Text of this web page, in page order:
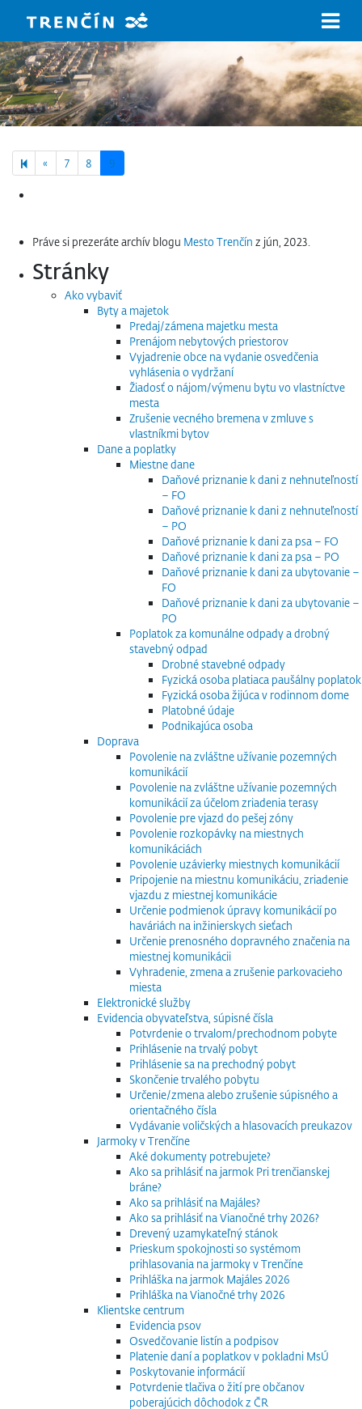
« Previous page
7 8 9
Práve si prezeráte archív blogu Mesto Trenčín z jún, 2023.
Stránky
Ako vybaviť
Byty a majetok
Predaj/zámena majetku mesta
Prenájom nebytových priestorov
Vyjadrenie obce na vydanie osvedčenia
vyhlásenia o vydržaní
Žiadosť o nájom/výmenu bytu vo vlastníctve
mesta
Zrušenie vecného bremena v zmluve s
vlastníkmi bytov
Dane a poplatky
Miestne dane
Daňové priznanie k dani z nehnuteľností
– FO
Daňové priznanie k dani z nehnuteľností
– PO
Daňové priznanie k dani za psa – FO
Daňové priznanie k dani za psa – PO
Daňové priznanie k dani za ubytovanie –
FO
Daňové priznanie k dani za ubytovanie –
PO
Poplatok za komunálne odpady a drobný
stavebný odpad
Drobné stavebné odpady
Fyzická osoba platiaca paušálny poplatok
Fyzická osoba žijúca v rodinnom dome
Platobné údaje
Podnikajúca osoba
Doprava
Povolenie na zvláštne užívanie pozemných
komunikácií
Povolenie na zvláštne užívanie pozemných
komunikácií za účelom zriadenia terasy
Povolenie pre vjazd do pešej zóny
Povolenie rozkopávky na miestnych
komunikáciách
Povolenie uzávierky miestnych komunikácií
Pripojenie na miestnu komunikáciu, zriadenie
vjazdu z miestnej komunikácie
Určenie podmienok úpravy komunikácií po
haváriách na inžinierskych sieťach
Určenie prenosného dopravného značenia na
miestnej komunikácii
Vyhradenie, zmena a zrušenie parkovacieho
miesta
Elektronické služby
Evidencia obyvateľstva, súpisné čísla
Potvrdenie o trvalom/prechodnom pobyte
Prihlásenie na trvalý pobyt
Prihlásenie sa na prechodný pobyt
Skončenie trvalého pobytu
Určenie/zmena alebo zrušenie súpisného a
orientačného čísla
Vydávanie voličských a hlasovacích preukazov
Jarmoky v Trenčíne
Aké dokumenty potrebujete?
Ako sa prihlásiť na jarmok Pri trenčianskej
bráne?
Ako sa prihlásiť na Majáles?
Ako sa prihlásiť na Vianočné trhy 2026?
Drevený uzamykateľný stánok
Prieskum spokojnosti so systémom
prihlasovania na jarmoky v Trenčíne
Prihláška na jarmok Majáles 2026
Prihláška na Vianočné trhy 2026
Klientske centrum
Evidencia psov
Osvedčovanie listín a podpisov
Platenie daní a poplatkov v pokladni MsÚ
Poskytovanie informácií
Potvrdenie tlačiva o žití pre občanov
poberajúcich dôchodok z ČR